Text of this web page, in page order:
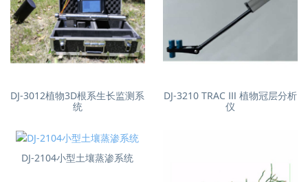
DJ-3012植物3D根系生长监测系
统
DJ-3210 TRAC Ⅲ 植物冠层分析
仪
DJ-2104小型土壤蒸渗系统